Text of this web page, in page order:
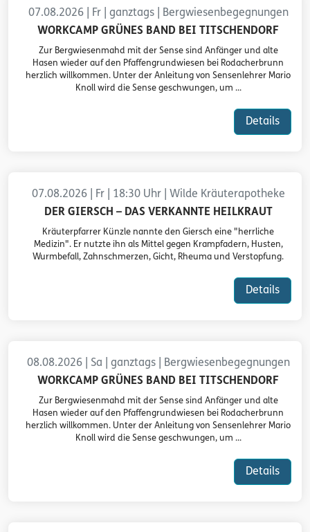
07.08.2026 | Fr | ganztags | Bergwiesenbegegnungen
WORKCAMP GRÜNES BAND BEI TITSCHENDORF
Zur Bergwiesenmahd mit der Sense sind Anfänger und alte
Hasen wieder auf den Pfaffengrundwiesen bei Rodacherbrunn
herzlich willkommen. Unter der Anleitung von Sensenlehrer Mario
Knoll wird die Sense geschwungen, um ...
Details
07.08.2026 | Fr | 18:30 Uhr | Wilde Kräuterapotheke
DER GIERSCH – DAS VERKANNTE HEILKRAUT
Kräuterpfarrer Künzle nannte den Giersch eine "herrliche
Medizin". Er nutzte ihn als Mittel gegen Krampfadern, Husten,
Wurmbefall, Zahnschmerzen, Gicht, Rheuma und Verstopfung.
Details
08.08.2026 | Sa | ganztags | Bergwiesenbegegnungen
WORKCAMP GRÜNES BAND BEI TITSCHENDORF
Zur Bergwiesenmahd mit der Sense sind Anfänger und alte
Hasen wieder auf den Pfaffengrundwiesen bei Rodacherbrunn
herzlich willkommen. Unter der Anleitung von Sensenlehrer Mario
Knoll wird die Sense geschwungen, um ...
Details